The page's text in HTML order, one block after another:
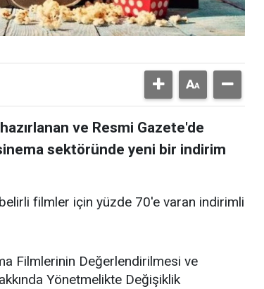
ve Resmi Gazete'de
sektöründe yeni bir indirim
filmler için yüzde 70'e varan indirimli
Filmlerinin Değerlendirilmesi ve
Yönetmelikte Değişiklik